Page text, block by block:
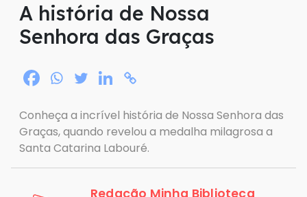
A história de Nossa
Senhora das Graças
Conheça a incrível história de Nossa Senhora das
Graças, quando revelou a medalha milagrosa a
Santa Catarina Labouré.
Redação Minha Biblioteca